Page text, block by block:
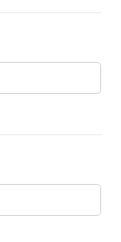
きない場合で
とで、結果的に
人情報に含ま
成の範囲を超
ことはありま